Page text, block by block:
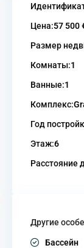
Цена:57 500
Размер
Комнаты:1
Ванные:1
Комплекс:
Год
Этаж:6
Расстояние
Другие
Бассейн